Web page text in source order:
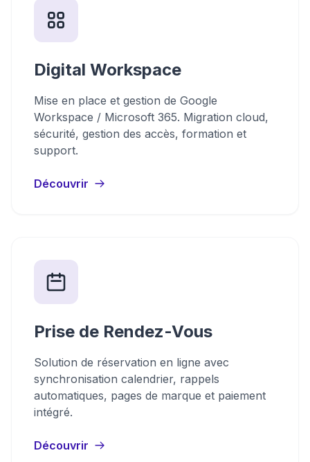
Digital Workspace
Mise en place et gestion de Google
Workspace / Microsoft 365. Migration cloud,
sécurité, gestion des accès, formation et
support.
Découvrir
Prise de Rendez-Vous
Solution de réservation en ligne avec
synchronisation calendrier, rappels
automatiques, pages de marque et paiement
intégré.
Découvrir